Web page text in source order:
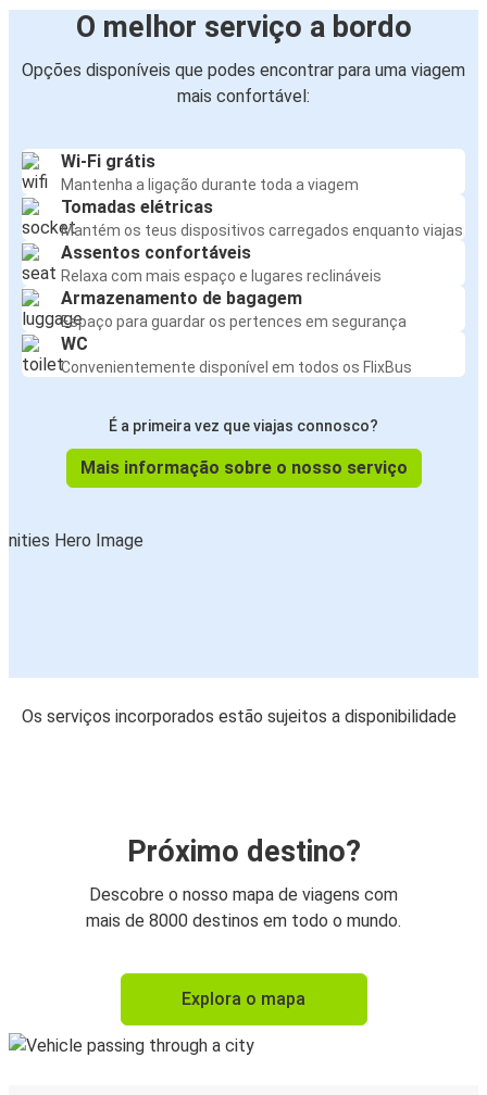
O melhor serviço a bordo
Opções disponíveis que podes encontrar para uma viagem
mais confortável:
Wi-Fi grátis
Mantenha a ligação durante toda a viagem
Tomadas elétricas
Mantém os teus dispositivos carregados enquanto viajas
Assentos confortáveis
Relaxa com mais espaço e lugares reclináveis
Armazenamento de bagagem
Espaço para guardar os pertences em segurança
WC
Convenientemente disponível em todos os FlixBus
É a primeira vez que viajas connosco?
Mais informação sobre o nosso serviço
Os serviços incorporados estão sujeitos a disponibilidade
Próximo destino?
Descobre o nosso mapa de viagens com
mais de 8000 destinos em todo o mundo.
Explora o mapa